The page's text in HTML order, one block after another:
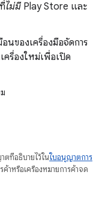
ไม่มี Play Store และ
นของเครื่องมือจัดการ
รื่องใหม่เพื่อเปิด
ตที่อธิบายไว้ในใบอนุญาตการ
าหรือเครื่องหมายการค้าจด